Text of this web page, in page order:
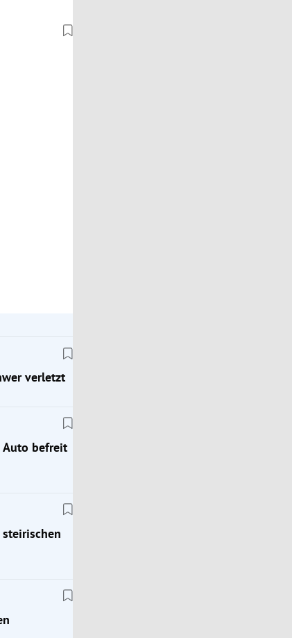
verletzt
Auto befreit